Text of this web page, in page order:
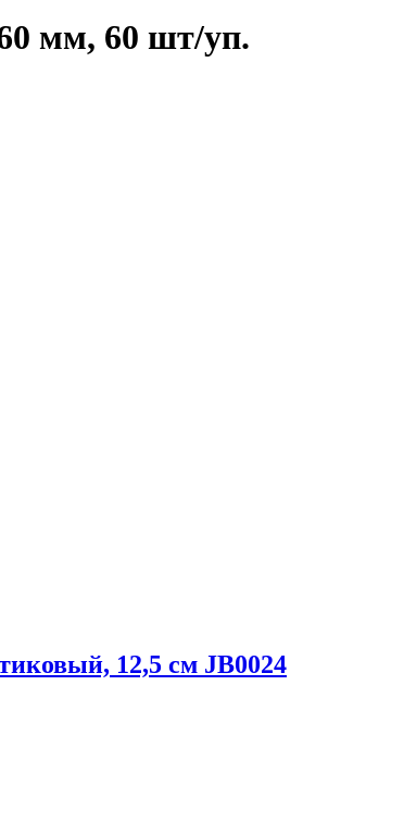
мм, 60 шт/уп.
12,5 см JB0024